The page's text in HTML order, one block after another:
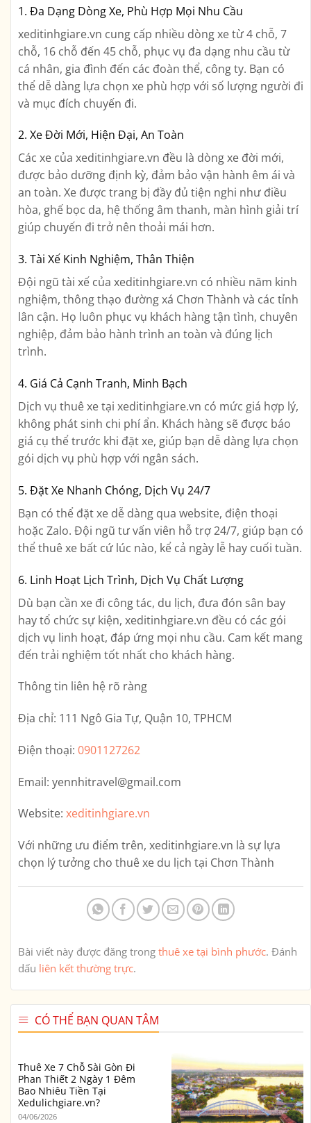
1. Đa Dạng Dòng Xe, Phù Hợp Mọi Nhu Cầu
xeditinhgiare.vn cung cấp nhiều dòng xe từ 4 chỗ, 7
chỗ, 16 chỗ đến 45 chỗ, phục vụ đa dạng nhu cầu từ
cá nhân, gia đình đến các đoàn thể, công ty. Bạn có
thể dễ dàng lựa chọn xe phù hợp với số lượng người đi
và mục đích chuyến đi.
2. Xe Đời Mới, Hiện Đại, An Toàn
Các xe của xeditinhgiare.vn đều là dòng xe đời mới,
được bảo dưỡng định kỳ, đảm bảo vận hành êm ái và
an toàn. Xe được trang bị đầy đủ tiện nghi như điều
hòa, ghế bọc da, hệ thống âm thanh, màn hình giải trí
giúp chuyến đi trở nên thoải mái hơn.
3. Tài Xế Kinh Nghiệm, Thân Thiện
Đội ngũ tài xế của xeditinhgiare.vn có nhiều năm kinh
nghiệm, thông thạo đường xá Chơn Thành và các tỉnh
lân cận. Họ luôn phục vụ khách hàng tận tình, chuyên
nghiệp, đảm bảo hành trình an toàn và đúng lịch
trình.
4. Giá Cả Cạnh Tranh, Minh Bạch
Dịch vụ thuê xe tại xeditinhgiare.vn có mức giá hợp lý,
không phát sinh chi phí ẩn. Khách hàng sẽ được báo
giá cụ thể trước khi đặt xe, giúp bạn dễ dàng lựa chọn
gói dịch vụ phù hợp với ngân sách.
5. Đặt Xe Nhanh Chóng, Dịch Vụ 24/7
Bạn có thể đặt xe dễ dàng qua website, điện thoại
hoặc Zalo. Đội ngũ tư vấn viên hỗ trợ 24/7, giúp bạn có
thể thuê xe bất cứ lúc nào, kể cả ngày lễ hay cuối tuần.
6. Linh Hoạt Lịch Trình, Dịch Vụ Chất Lượng
Dù bạn cần xe đi công tác, du lịch, đưa đón sân bay
hay tổ chức sự kiện, xeditinhgiare.vn đều có các gói
dịch vụ linh hoạt, đáp ứng mọi nhu cầu. Cam kết mang
đến trải nghiệm tốt nhất cho khách hàng.
Thông tin liên hệ rõ ràng
Địa chỉ: 111 Ngô Gia Tự, Quận 10, TPHCM
Điện thoại: 0901127262
Email: yennhitravel@gmail.com
Website: xeditinhgiare.vn
Với những ưu điểm trên, xeditinhgiare.vn là sự lựa
chọn lý tưởng cho thuê xe du lịch tại Chơn Thành
Bài viết này được đăng trong thuê xe tại bình phước. Đánh
dấu liên kết thường trực.
CÓ THỂ BẠN QUAN TÂM
Thuê Xe 7 Chỗ Sài Gòn Đi
Phan Thiết 2 Ngày 1 Đêm
Bao Nhiêu Tiền Tại
Xedulichgiare.vn?
04/06/2026